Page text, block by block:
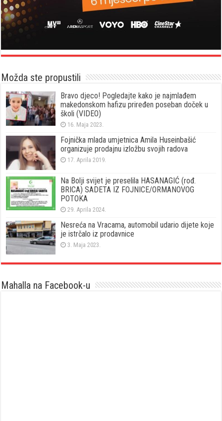
Možda ste propustili
Bravo djeco! Pogledajte kako je najmlađem
makedonskom hafizu priređen poseban doček u
školi (VIDEO)
16. Maja 2023.
Fojnička mlada umjetnica Amila Huseinbašić
organizuje prodajnu izložbu svojih radova
17. Aprila 2019.
Na Bolji svijet je preselila HASANAGIĆ (rođ.
BRICA) SADETA IZ FOJNICE/ORMANOVOG
POTOKA
29. Aprila 2024.
Nesreća na Vracama, automobil udario dijete koje
je istrčalo iz prodavnice
3. Maja 2023.
Mahalla na Facebook-u